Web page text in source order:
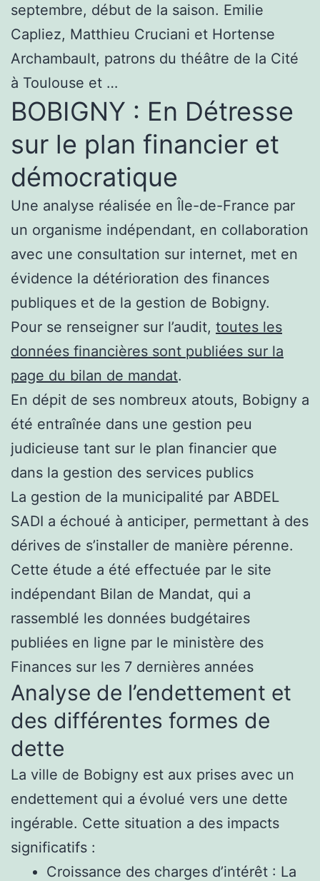
septembre, début de la saison. Emilie
Capliez, Matthieu Cruciani et Hortense
Archambault, patrons du théâtre de la Cité
à Toulouse et …
BOBIGNY : En Détresse
sur le plan financier et
démocratique
Une analyse réalisée en Île-de-France par
un organisme indépendant, en collaboration
avec une consultation sur internet, met en
évidence la détérioration des finances
publiques et de la gestion de Bobigny.
Pour se renseigner sur l’audit, toutes les
données financières sont publiées sur la
page du bilan de mandat.
En dépit de ses nombreux atouts, Bobigny a
été entraînée dans une gestion peu
judicieuse tant sur le plan financier que
dans la gestion des services publics
La gestion de la municipalité par ABDEL
SADI a échoué à anticiper, permettant à des
dérives de s’installer de manière pérenne.
Cette étude a été effectuée par le site
indépendant Bilan de Mandat, qui a
rassemblé les données budgétaires
publiées en ligne par le ministère des
Finances sur les 7 dernières années
Analyse de l’endettement et
des différentes formes de
dette
La ville de Bobigny est aux prises avec un
endettement qui a évolué vers une dette
ingérable. Cette situation a des impacts
significatifs :
Croissance des charges d’intérêt : La